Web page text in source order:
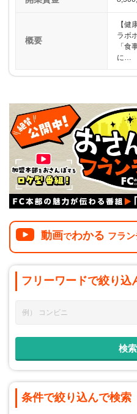
概要
【
ラボ
「食
に…
動画でわかる フラ
フリーワードで絞り込
条件で絞り込んで検索